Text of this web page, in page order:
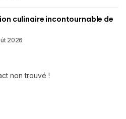
culinaire incontournable de
2026
non trouvé !